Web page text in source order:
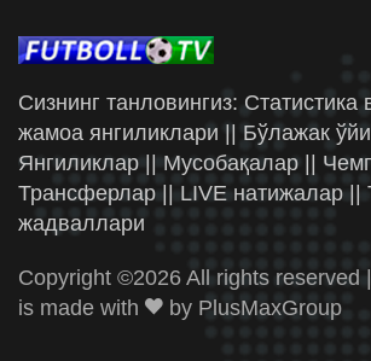
Сизнинг танловингиз: Статистика
жамоа янгиликлари || Бўлажак
Янгиликлар || Мусобақалар ||
Трансферлар || LIVE натижалар ||
жадваллари
Copyright ©2026 All rights reserved
is made with
by PlusMaxGroup